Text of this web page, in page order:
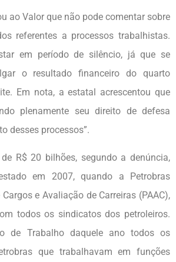
ao Valor que não pode comentar sobre
referentes a processos trabalhistas.
em período de silêncio, já que se
o resultado financeiro do quarto
Em nota, a estatal acrescentou que
plenamente seu direito de defesa
desses processos”.
R$ 20 bilhões, segundo a denúncia,
em 2007, quando a Petrobras
e Avaliação de Carreiras (PAAC),
todos os sindicatos dos petroleiros.
de Trabalho daquele ano todos os
que trabalhavam em funções